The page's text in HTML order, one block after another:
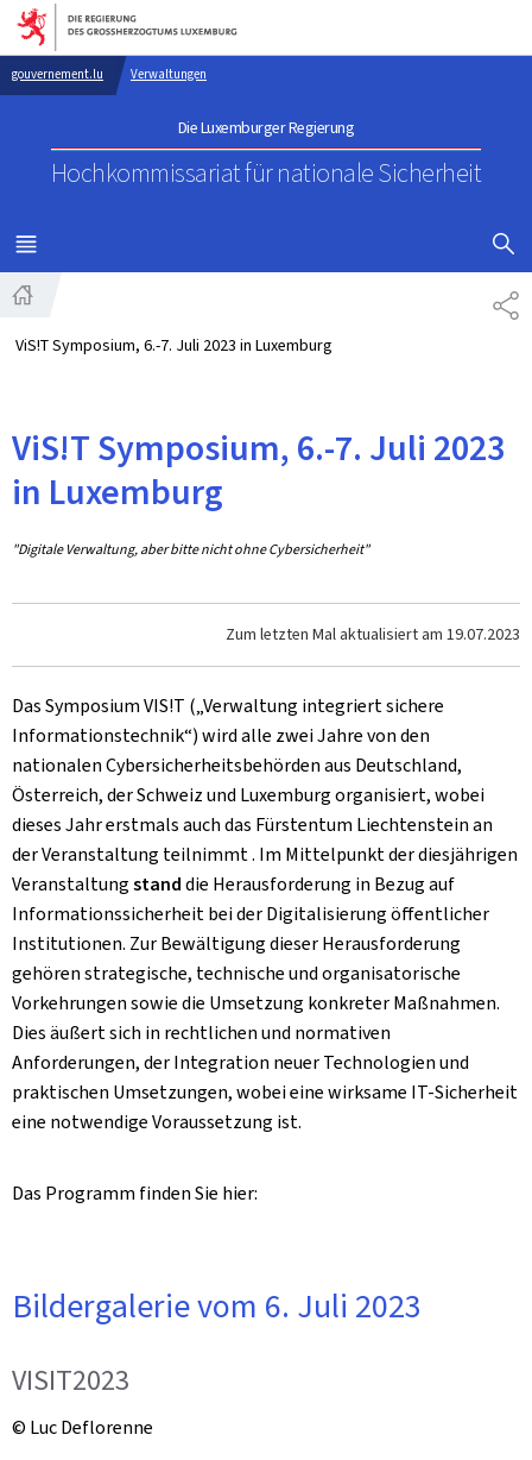
Zur Hauptnavigation
Zum Inhalt
gouvernement.lu Verwaltungen
Die Luxemburger Regierung
Hochkommissariat für nationale Sicherheit
MENÜ
HAUPT-
ViS!T Symposium, 6.-7. Juli 2023 in Luxemburg
ViS!T Symposium, 6.-7. Juli 2023
in Luxemburg
"Digitale Verwaltung, aber bitte nicht ohne Cybersicherheit"
Zum letzten Mal aktualisiert am 19.07.2023
Das Symposium VIS!T („Verwaltung integriert sichere
Informationstechnik“) wird alle zwei Jahre von den
nationalen Cybersicherheitsbehörden aus Deutschland,
Österreich, der Schweiz und Luxemburg organisiert, wobei
dieses Jahr erstmals auch das Fürstentum Liechtenstein an
der Veranstaltung teilnimmt . Im Mittelpunkt der diesjährigen
Veranstaltungstanddie Herausforderung in Bezug auf
Informationssicherheit bei der Digitalisierung öffentlicher
Institutionen. Zur Bewältigung dieser Herausforderung
gehören strategische, technische und organisatorische
Vorkehrungen sowie die Umsetzung konkreter Maßnahmen.
Dies äußert sich in rechtlichen und normativen
Anforderungen, der Integration neuer Technologien und
praktischen Umsetzungen, wobei eine wirksame IT-Sicherheit
eine notwendige Voraussetzung ist.
Das Programm finden Sie hier:
Bildergalerie vom 6. Juli 2023
VISIT2023
© Luc Deflorenne